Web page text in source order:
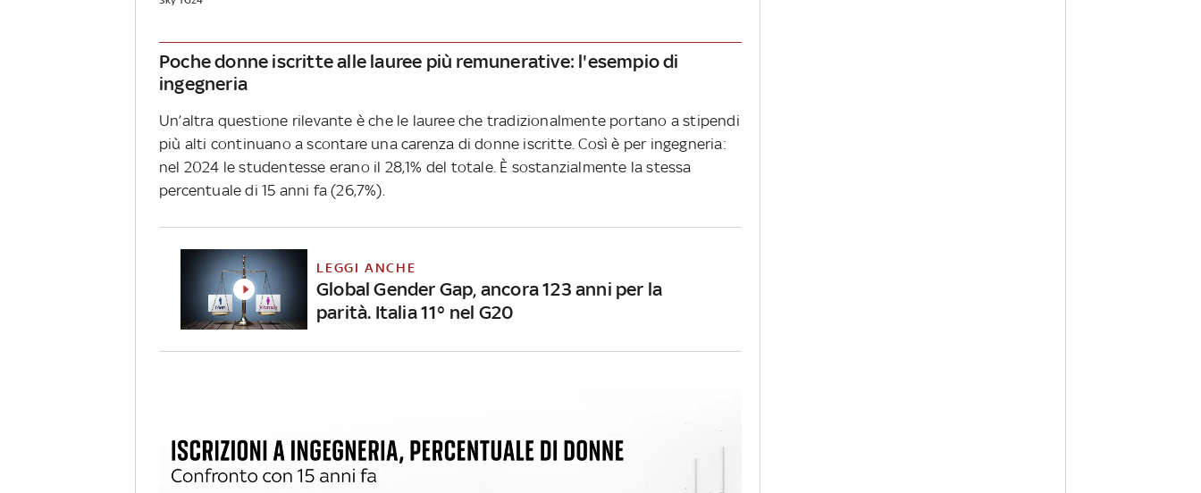
Poche donne iscritte alle lauree più remunerative: l'esempio di
ingegneria
Un’altra questione rilevante è che le lauree che tradizionalmente portano a stipendi
più alti continuano a scontare una carenza di donne iscritte. Così è per ingegneria:
nel 2024 le studentesse erano il 28,1% del totale. È sostanzialmente la stessa
percentuale di 15 anni fa (26,7%).
LEGGI ANCHE
Global Gender Gap, ancora 123 anni per la
parità. Italia 11° nel G20